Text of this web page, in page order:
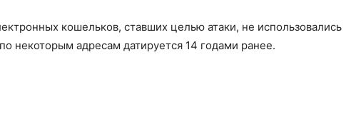
кошельков, ставших целью атаки, не использовались
некоторым адресам датируется 14 годами ранее.